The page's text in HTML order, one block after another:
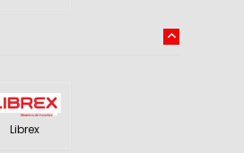
Librex